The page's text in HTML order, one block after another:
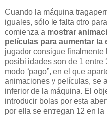
Cuando la máquina
iguales, sólo le falta otro
comienza a mostrar
películas para aumentar la
jugador consigue
posibilidades son de 1 entre
modo “pago”, en el que
animaciones y películas, se
inferior de la máquina. El
introducir bolas por esta
por ella se entregan 12 en